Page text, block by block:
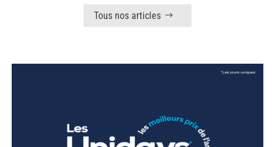
Tous nos articles